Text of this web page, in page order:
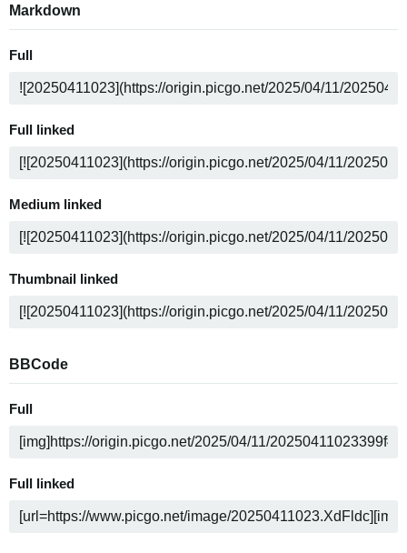
Markdown
Full
Full linked
Medium linked
Thumbnail linked
BBCode
Full
Full linked